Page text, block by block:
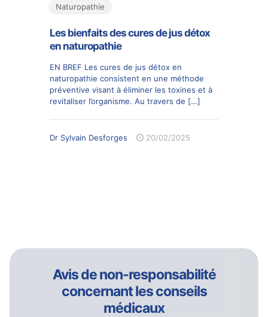
Naturopathie
Les bienfaits des cures de jus détox
en naturopathie
EN BREF Les cures de jus détox en
naturopathie consistent en une méthode
préventive visant à éliminer les toxines et à
revitaliser l’organisme. Au travers de […]
Dr Sylvain Desforges 20/02/2025
Avis de non-responsabilité
concernant les conseils
médicaux